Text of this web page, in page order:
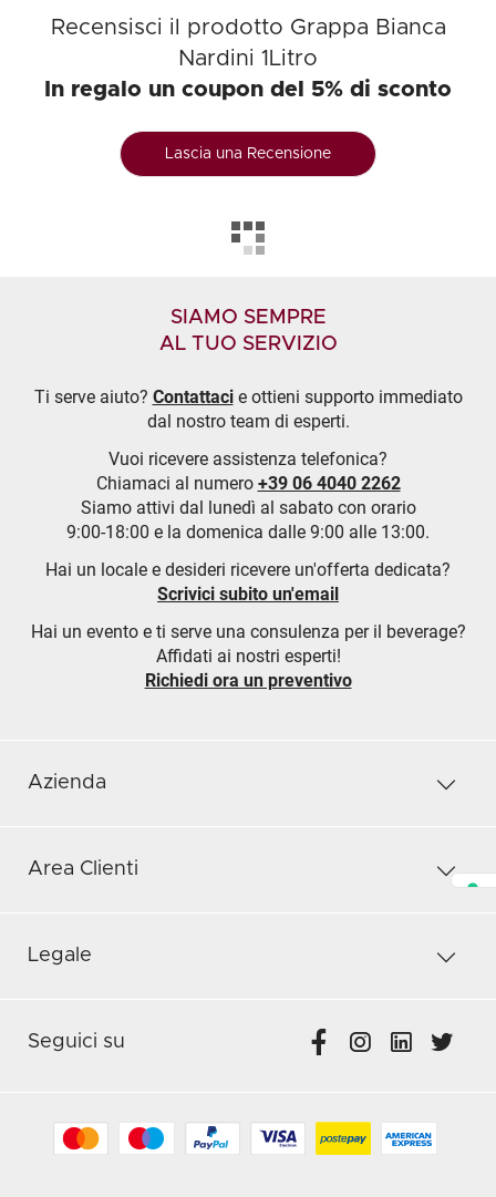
Recensisci il prodotto Grappa Bianca
Nardini 1Litro
In regalo un coupon del 5% di sconto
Lascia una Recensione
SIAMO SEMPRE
AL TUO SERVIZIO
Ti serve aiuto? Contattacie ottieni supporto immediato
dal nostro team di esperti.
Vuoi ricevere assistenza telefonica?
Chiamaci al numero +39 06 4040 2262
Siamo attivi dal lunedì al sabato con orario
9:00-18:00 e la domenica dalle 9:00 alle 13:00.
Hai un locale e desideri ricevere un'offerta dedicata?
Scrivici subito un'email
Hai un evento e ti serve una consulenza per il beverage?
Affidati ai nostri esperti!
Richiedi ora un preventivo
Azienda
Area Clienti
Legale
Seguici su